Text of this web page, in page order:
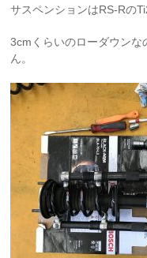
サスペンションはRS-Rの
3cmくらいのローダウン
ん。